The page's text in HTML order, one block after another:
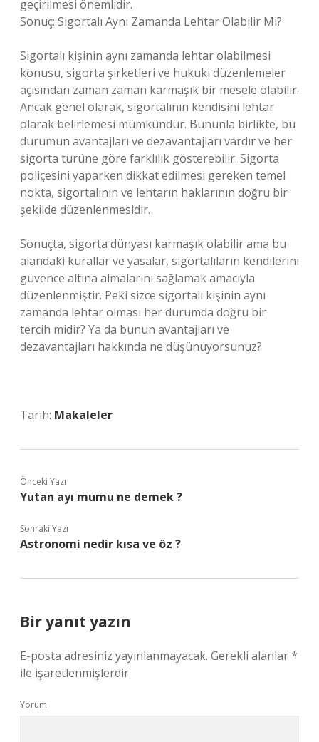
geçirilmesi önemlidir.
Sonuç: Sigortalı Aynı Zamanda Lehtar Olabilir Mi?
Sigortalı kişinin aynı zamanda lehtar olabilmesi
konusu, sigorta şirketleri ve hukuki düzenlemeler
açısından zaman zaman karmaşık bir mesele olabilir.
Ancak genel olarak, sigortalının kendisini lehtar
olarak belirlemesi mümkündür. Bununla birlikte, bu
durumun avantajları ve dezavantajları vardır ve her
sigorta türüne göre farklılık gösterebilir. Sigorta
poliçesini yaparken dikkat edilmesi gereken temel
nokta, sigortalının ve lehtarın haklarının doğru bir
şekilde düzenlenmesidir.
Sonuçta, sigorta dünyası karmaşık olabilir ama bu
alandaki kurallar ve yasalar, sigortalıların kendilerini
güvence altına almalarını sağlamak amacıyla
düzenlenmiştir. Peki sizce sigortalı kişinin aynı
zamanda lehtar olması her durumda doğru bir
tercih midir? Ya da bunun avantajları ve
dezavantajları hakkında ne düşünüyorsunuz?
Tarih: Makaleler
Önceki Yazı
Yutan ayı mumu ne demek ?
Sonraki Yazı
Astronomi nedir kısa ve öz ?
Bir yanıt yazın
E-posta adresiniz yayınlanmayacak. Gerekli alanlar*
ile işaretlenmişlerdir
Yorum